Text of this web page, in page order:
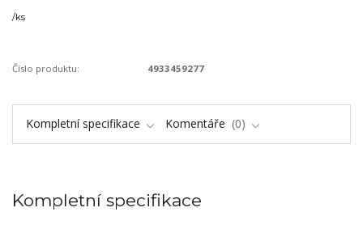
/ks
Číslo produktu: 4933459277
Kompletní specifikace Komentáře 0
Kompletní specifikace